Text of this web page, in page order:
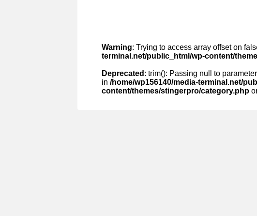
Warning: Trying to access array offset on
terminal.net/public_html/wp-content/
Deprecated : trim(): Passing null to
in /home/wp156140/media-terminal.net/
content/themes/stingerpro/category.php